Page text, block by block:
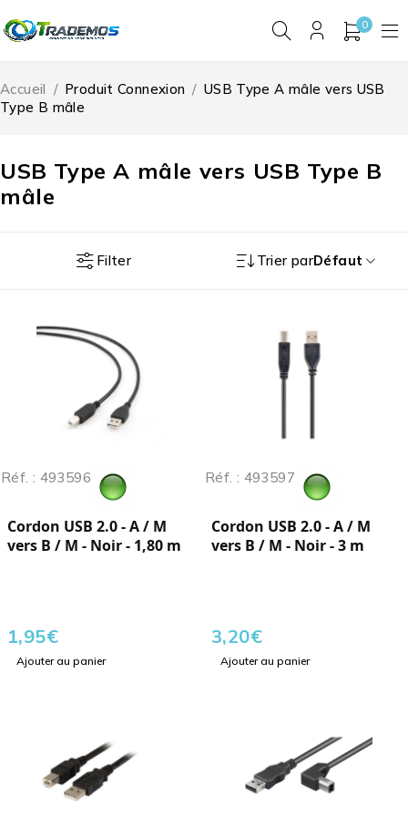
0
USB Type A mâle vers USB Type B
mâle
Accueil / Produit Connexion / USB Type A mâle vers USB
Type B mâle
Filter Trier parDéfaut
Réf. : 493596
Cordon USB 2.0 - A / M
vers B / M - Noir - 1,80 m
1,95€
Ajouter au panier
Réf. : 493597
Cordon USB 2.0 - A / M
vers B / M - Noir - 3 m
3,20€
Ajouter au panier